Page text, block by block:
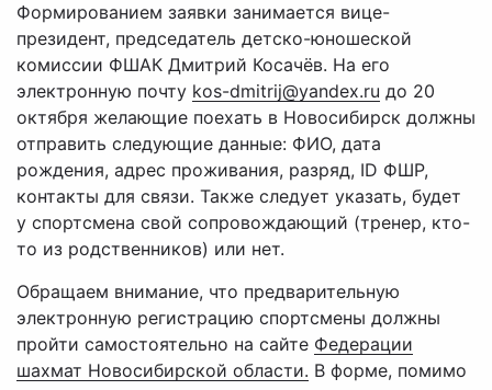
Формированием заявки занимается вице-
президент, председатель детско-юношеской
комиссии ФШАК Дмитрий Косачёв. На его
электронную почту kos-dmitrij@yandex.ru до 20
октября желающие поехать в Новосибирск должны
отправить следующие данные: ФИО, дата
рождения, адрес проживания, разряд, ID ФШР,
контакты для связи. Также следует указать, будет
у спортсмена свой сопровождающий (тренер, кто-
то из родственников) или нет.
Обращаем внимание, что предварительную
электронную регистрацию спортсмены должны
пройти самостоятельно на сайте Федерации
шахмат Новосибирской области. В форме, помимо